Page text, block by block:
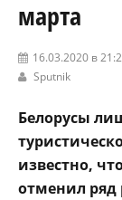
марта
16.03.2020 в
Sputnik
Белорусы
известно,
отменил ряд